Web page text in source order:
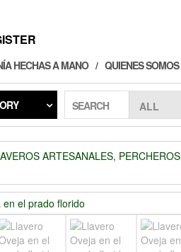
HECHAS A MANO QUIENES SOMOS
SEARCH
ARTESANALES,